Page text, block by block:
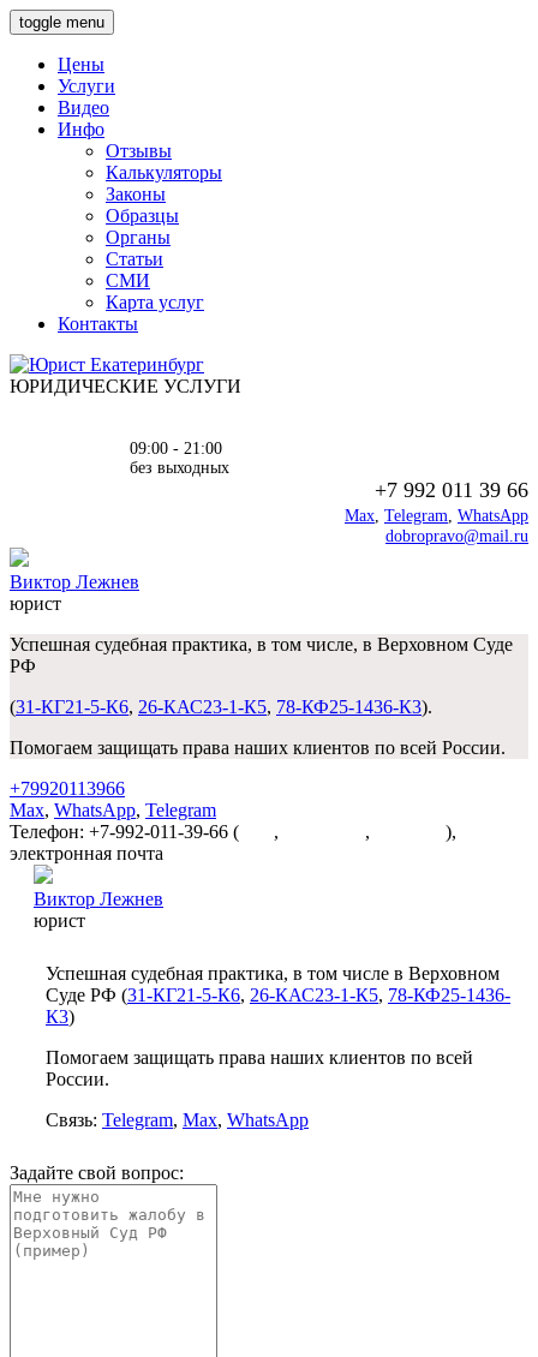
toggle menu
Цены
Услуги
Видео
Инфо
Отзывы
Калькуляторы
Законы
Образцы
Органы
Статьи
СМИ
Карта услуг
Контакты
ЮРИДИЧЕСКИЕ УСЛУГИ
09:00 - 21:00
без выходных
+7 992 011 39 66
Max, Telegram, WhatsApp
dobropravo@mail.ru
Виктор Лежнев
юрист
Успешная судебная практика, в том числе, в Верховном Суде
РФ
(31-КГ21-5-К6, 26-КАС23-1-К5, 78-КФ25-1436-К3).
Помогаем защищать права наших клиентов по всей России.
+79920113966
Max, WhatsApp, Telegram
Телефон: +7-992-011-39-66 (
, ,
),
электронная почта
Виктор Лежнев
юрист
Успешная судебная практика, в том числе в Верховном
Суде РФ (31-КГ21-5-К6, 26-КАС23-1-К5, 78-КФ25-1436-
К3)
Помогаем защищать права наших клиентов по всей
России.
Связь: Telegram, Max, WhatsApp
Задайте свой вопрос: